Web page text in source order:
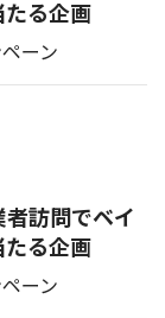
たる企画
ーン
訪問でベイ
たる企画
ーン